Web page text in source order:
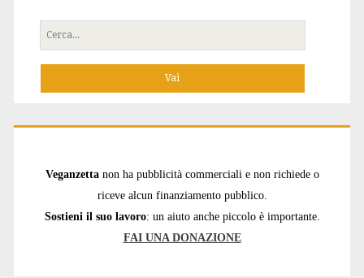
Cerca
per:
Veganzetta non ha pubblicità commerciali e non richiede o
riceve alcun finanziamento pubblico.
Sostieni il suo lavoro: un aiuto anche piccolo è importante.
FAI UNA DONAZIONE